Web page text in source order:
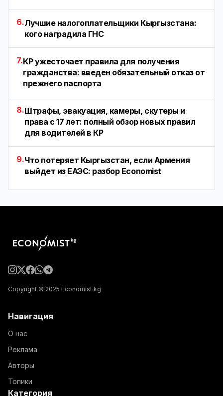
6.Лучшие налогоплательщики Кыргызстана:
кого наградила ГНС
7.КР ужесточает правила для получения
гражданства: введен обязательный отказ от
прежнего паспорта
8.Штрафы, эвакуация, камеры, скутеры и
права с 17 лет: полный обзор новых правил
для водителей в КР
9.Что потеряет Кыргызстан, если Армения
выйдет из ЕАЭС: разбор Economist
Copyright © 2025 Economist.kg
Навигация
О нас
Реклама
Авторы
Топики
Категория